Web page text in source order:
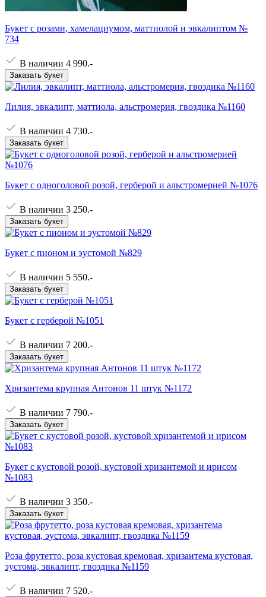
Букет с розами, хамелациумом, маттиолой и эвкалиптом №
734
В наличии 4 990.-
Заказать букет
Лилия, эвкалипт, маттиола, альстромерия, гвоздика №1160
В наличии 4 730.-
Заказать букет
Букет с одноголовой розой, герберой и альстромерией №1076
В наличии 3 250.-
Заказать букет
Букет с пионом и эустомой №829
В наличии 5 550.-
Заказать букет
Букет с герберой №1051
В наличии 7 200.-
Заказать букет
Хризантема крупная Антонов 11 штук №1172
В наличии 7 790.-
Заказать букет
Букет с кустовой розой, кустовой хризантемой и ирисом
№1083
В наличии 3 350.-
Заказать букет
Роза фрутетто, роза кустовая кремовая, хризантема кустовая,
эустома, эвкалипт, гвоздика №1159
В наличии 7 520.-